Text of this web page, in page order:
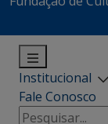
Institucional
Fale Conosco
Pesquisar